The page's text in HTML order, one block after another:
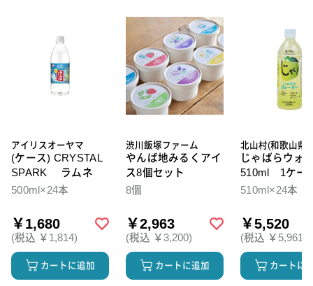
アイリスオーヤマ
(ケース) CRYSTAL
SPARK ラムネ
500ml×24本
￥1,680
(税込 ￥1,814)
カートに追加
渋川飯塚ファーム
やんば地みるくアイ
ス8個セット
8個
￥2,963
(税込 ￥3,200)
カートに追加
北山村(和歌山県)
じゃばらウォ
510ml 1ケー
本入
510ml×24本
￥5,520
(税込 ￥5,961)
カートに